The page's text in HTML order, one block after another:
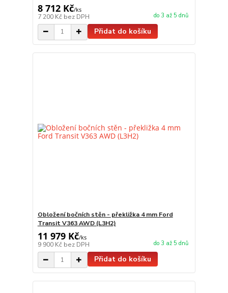
8 712 Kč/ks
7 200 Kč bez DPH do 3 až 5 dnů
Přidat do košíku
Obložení bočních stěn - překližka 4 mm Ford
Transit V363 AWD (L3H2)
11 979 Kč/ks
9 900 Kč bez DPH do 3 až 5 dnů
Přidat do košíku